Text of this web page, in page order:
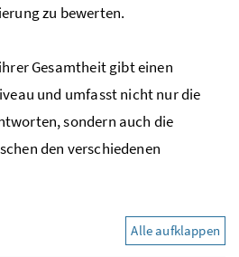
zu bewerten.
Gesamtheit gibt einen
und umfasst nicht nur die
sondern auch die
den verschiedenen
Alle aufklappen